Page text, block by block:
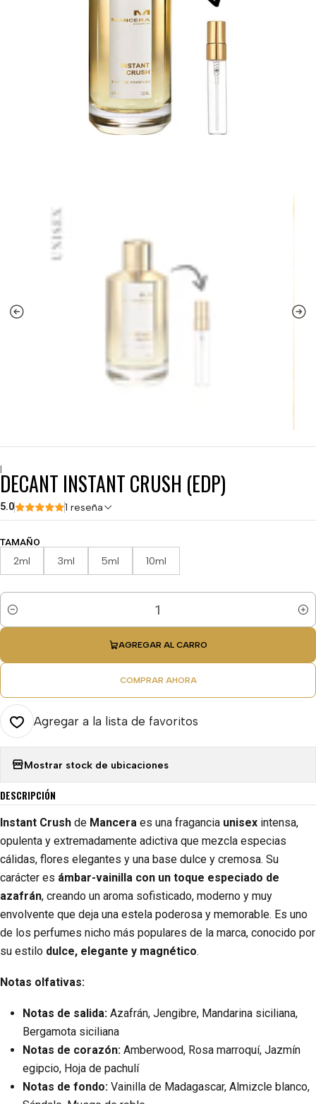
|
DECANT INSTANT CRUSH (EDP)
5.0 1 reseña
TAMAÑO
2ml 3ml 5ml 10ml
Cantidad
AGREGAR AL CARRO
COMPRAR AHORA
Agregar a la lista de favoritos
Mostrar stock de ubicaciones
DESCRIPCIÓN
Instant Crush de Mancera es una fragancia unisex intensa,
opulenta y extremadamente adictiva que mezcla especias
cálidas, flores elegantes y una base dulce y cremosa. Su
carácter es ámbar-vainilla con un toque especiado de
azafrán, creando un aroma sofisticado, moderno y muy
envolvente que deja una estela poderosa y memorable. Es uno
de los perfumes nicho más populares de la marca, conocido por
su estilo dulce, elegante y magnético.
Notas olfativas:
Notas de salida: Azafrán, Jengibre, Mandarina siciliana,
Bergamota siciliana
Notas de corazón: Amberwood, Rosa marroquí, Jazmín
egipcio, Hoja de pachulí
Notas de fondo: Vainilla de Madagascar, Almizcle blanco,